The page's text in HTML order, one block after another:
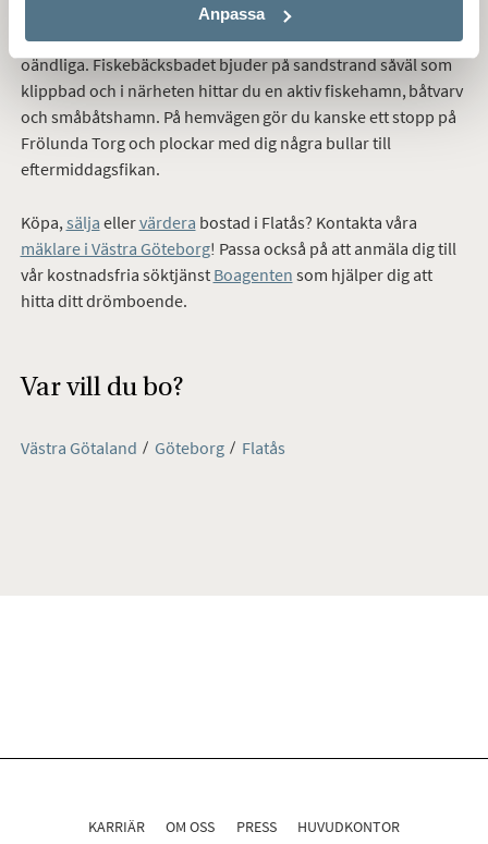
Anpassa
och salta bad i närheten av Fiskebäck eller Näset längre
söderut. På sommaren är bad och picknickmöjligheterna
oändliga.Fiskebäcksbadet bjuder på sandstrand såväl som
klippbad och i närheten hittar du en aktiv fiskehamn, båtvarv
och småbåtshamn. På hemvägen gör du kanske ett stopp på
Frölunda Torg och plockar med dig några bullar till
eftermiddagsfikan.
Köpa, sälja ellervärdera bostad i Flatås? Kontakta våra
mäklare i Västra Göteborg! Passa också på att anmäla dig till
vår kostnadsfria söktjänst Boagenten som hjälper dig att
hitta ditt drömboende.
Var vill du bo?
Västra Götaland Göteborg Flatås
KARRIÄR OM OSS PRESS HUVUDKONTOR